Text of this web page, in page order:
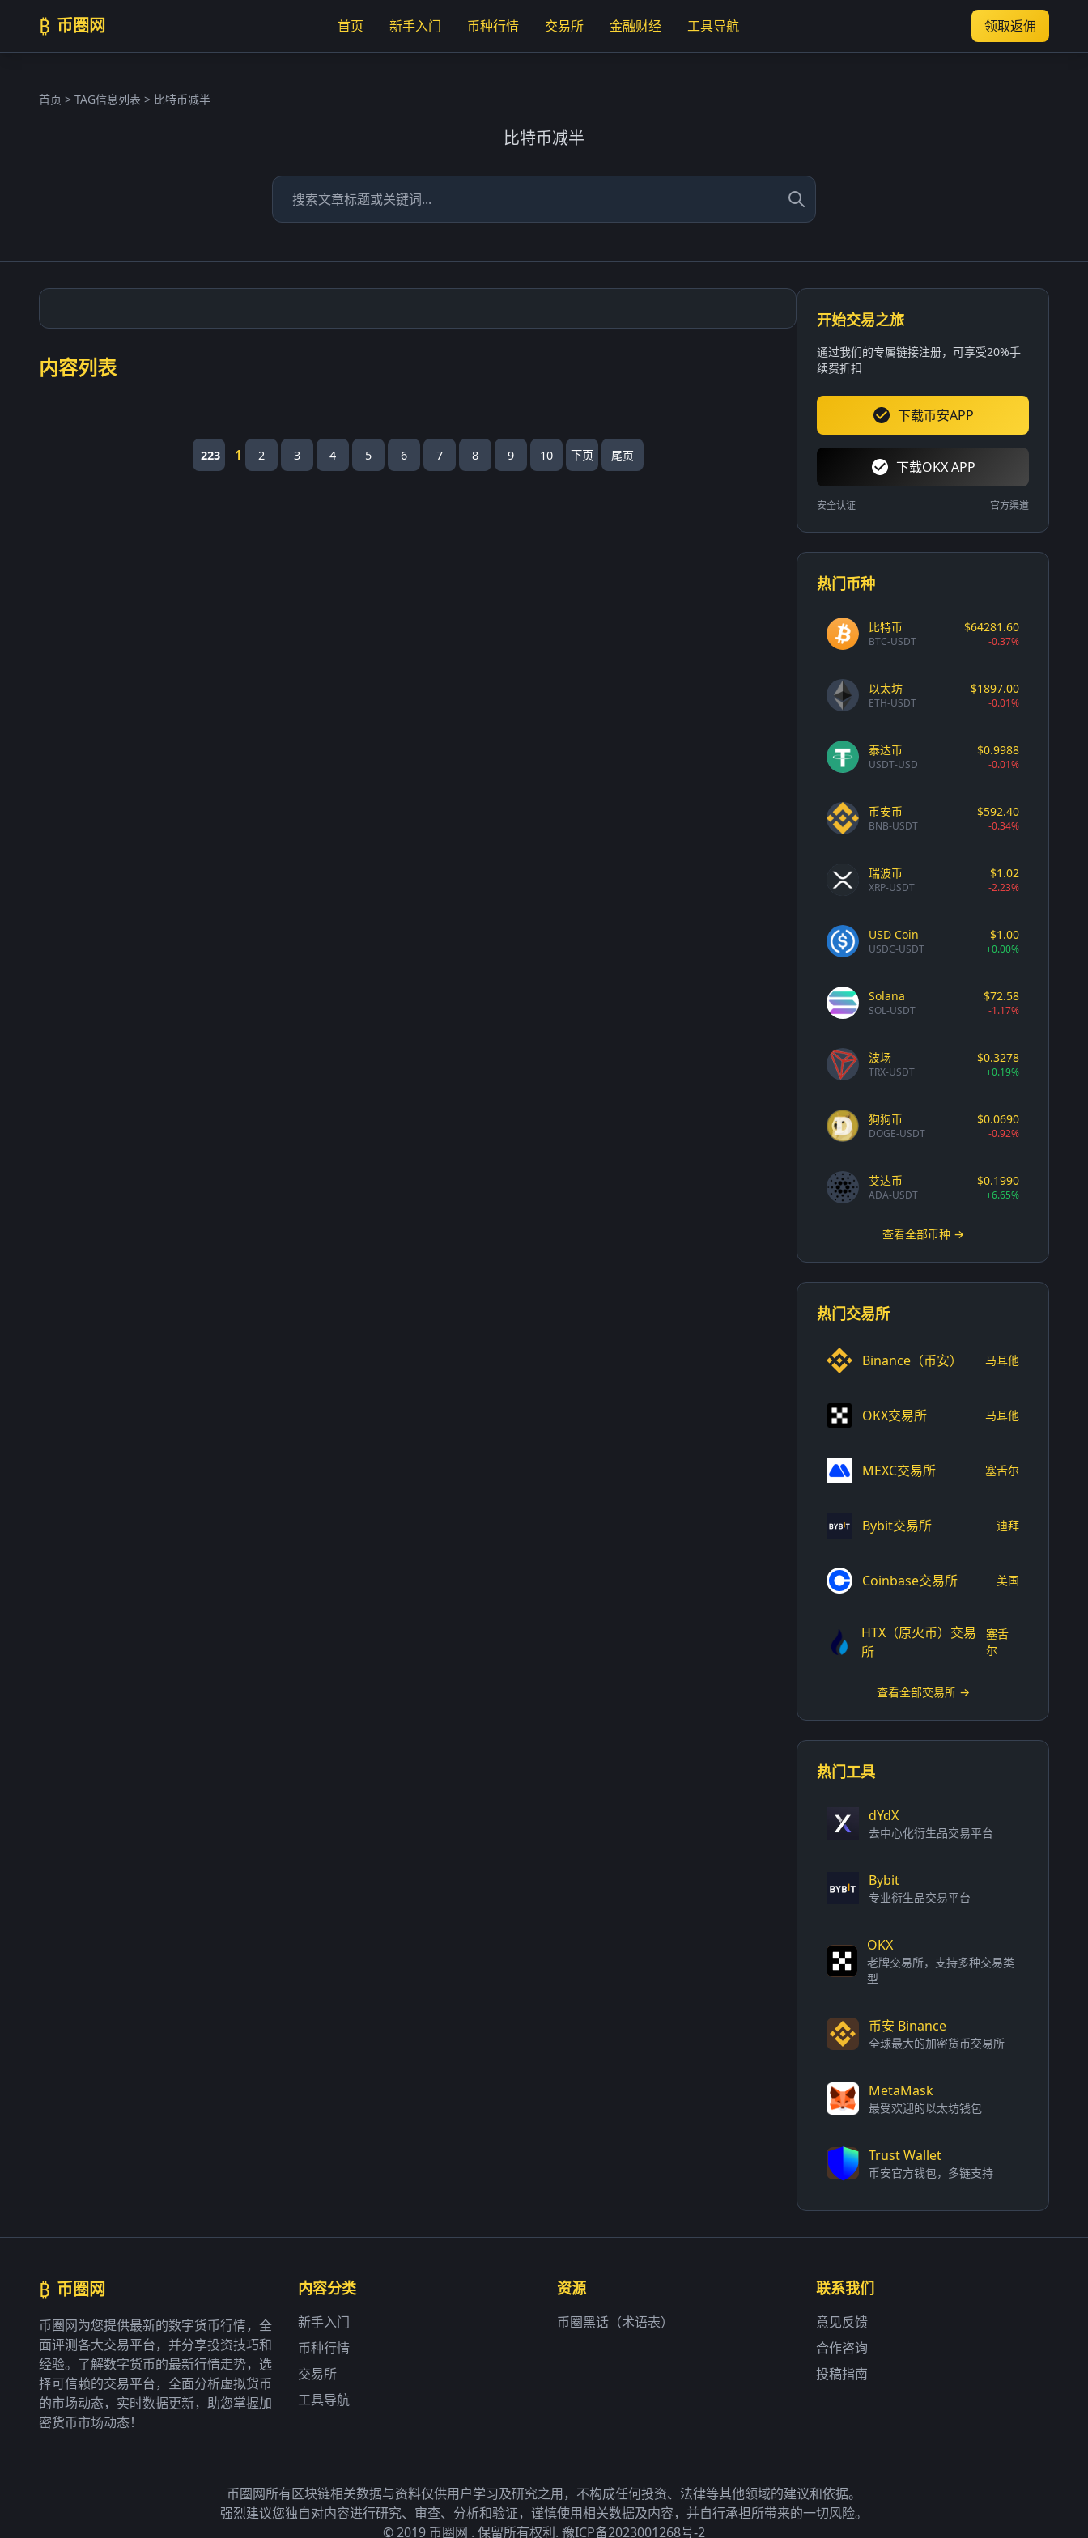
₿ 币圈网 首页 新手入门 币种行情 交易所 金融财经 工具导航 领取返佣
首页 > TAG信息列表 > 比特币减半
比特币减半
内容列表
223 1 2 3 4 5 6 7 8 9 10 下页 尾页
开始交易之旅
通过我们的专属链接注册，可享受20%手
续费折扣
下载币安APP
下载OKX APP
安全认证 官方渠道
热门币种
比特币
BTC-USDT
$64281.60
-0.37%
以太坊
ETH-USDT
$1897.00
-0.01%
泰达币
USDT-USD
$0.9988
-0.01%
币安币
BNB-USDT
$592.40
-0.34%
瑞波币
XRP-USDT
$1.02
-2.23%
USD Coin
USDC-USDT
$1.00
+0.00%
Solana
SOL-USDT
$72.58
-1.17%
波场
TRX-USDT
$0.3278
+0.19%
狗狗币
DOGE-USDT
$0.0690
-0.92%
艾达币
ADA-USDT
$0.1990
+6.65%
查看全部币种 →
热门交易所
Binance（币安） 马耳他
OKX交易所 马耳他
MEXC交易所 塞舌尔
Bybit交易所 迪拜
Coinbase交易所 美国
HTX（原火币）交易
所
塞舌
尔
查看全部交易所 →
热门工具
dYdX
去中心化衍生品交易平台
Bybit
专业衍生品交易平台
OKX
老牌交易所，支持多种交易类
型
币安 Binance
全球最大的加密货币交易所
MetaMask
最受欢迎的以太坊钱包
Trust Wallet
币安官方钱包，多链支持
₿ 币圈网
币圈网为您提供最新的数字货币行情，全
面评测各大交易平台，并分享投资技巧和
经验。了解数字货币的最新行情走势，选
择可信赖的交易平台，全面分析虚拟货币
的市场动态，实时数据更新，助您掌握加
密货币市场动态！
内容分类
新手入门
币种行情
交易所
工具导航
资源
币圈黑话（术语表）
联系我们
意见反馈
合作咨询
投稿指南
币圈网所有区块链相关数据与资料仅供用户学习及研究之用，不构成任何投资、法律等其他领域的建议和依据。
强烈建议您独自对内容进行研究、审查、分析和验证，谨慎使用相关数据及内容，并自行承担所带来的一切风险。
© 2019 币圈网 . 保留所有权利. 豫ICP备2023001268号-2